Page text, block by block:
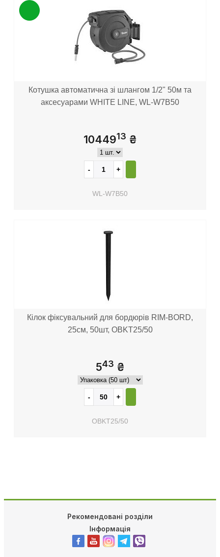
Котушка автоматична зі шлангом 1/2" 50м та
аксесуарами WHITE LINE, WL-W7B50
1044913 ₴
WL-W7B50
Кілок фіксувальний для бордюрів RIM-BORD,
25см, 50шт, OBKT25/50
543 ₴
OBKT25/50
Рекомендовані розділи
Інформація